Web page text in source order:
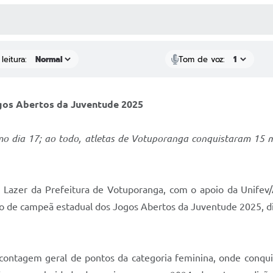
Tom de voz:
Abertos da Juventude 2025
dia 17; ao todo, atletas de Votuporanga conquistaram 15
da Prefeitura de Votuporanga, com o apoio da
campeã estadual dos Jogos Abertos da Juventude 2025,
geral de pontos da categoria feminina, onde